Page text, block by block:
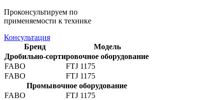
Проконсультируем по
применяемости к технике
Консультация
Бренд
Модель
Дробильно-сортировочное оборудование
FABO
FTJ 1175
FABO
FTJ 1175
Промывочное оборудование
FABO
FTJ 1175